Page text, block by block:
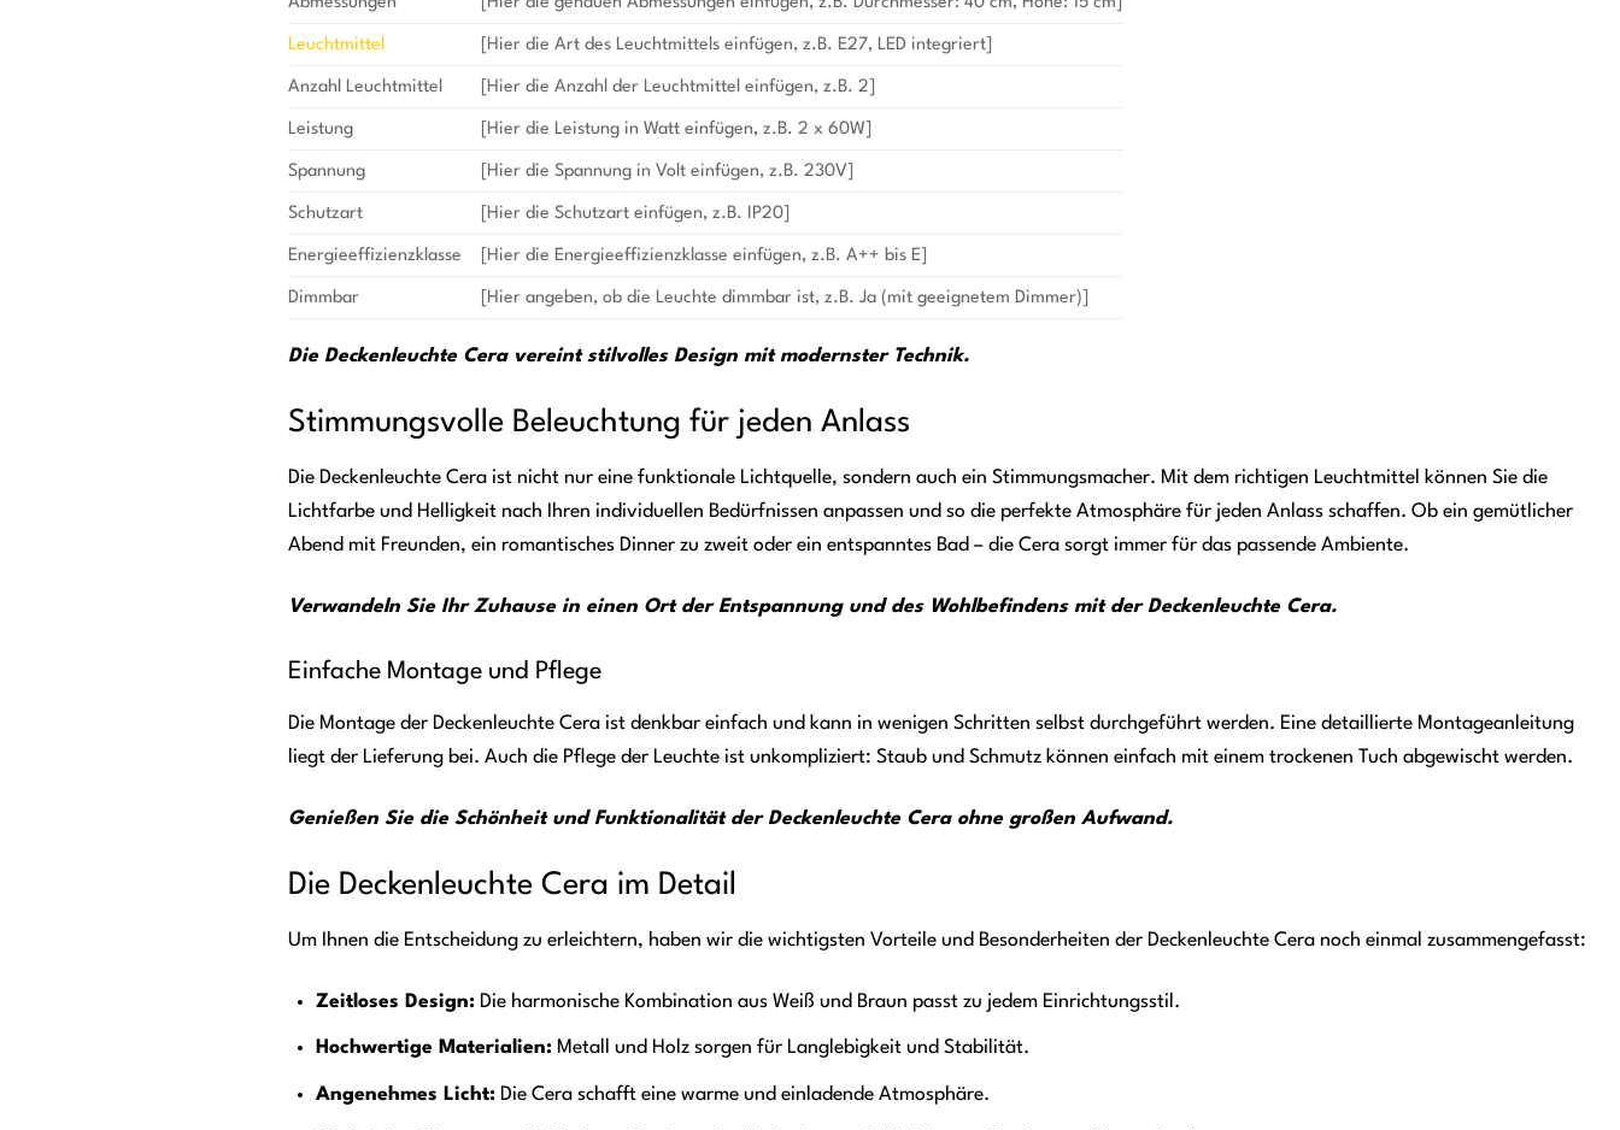
Leuchtmittel [Hier die Art des Leuchtmittels einfügen, z.B. E27, LED integriert]
Anzahl Leuchtmittel [Hier die Anzahl der Leuchtmittel einfügen, z.B. 2]
Leistung [Hier die Leistung in Watt einfügen, z.B. 2 x 60W]
Spannung [Hier die Spannung in Volt einfügen, z.B. 230V]
Schutzart [Hier die Schutzart einfügen, z.B. IP20]
Energieeffizienzklasse [Hier die Energieeffizienzklasse einfügen, z.B. A++ bis E]
Dimmbar [Hier angeben, ob die Leuchte dimmbar ist, z.B. Ja (mit geeignetem Dimmer)]
Die Deckenleuchte Cera vereint stilvolles Design mit modernster Technik.
Stimmungsvolle Beleuchtung für jeden Anlass
Die Deckenleuchte Cera ist nicht nur eine funktionale Lichtquelle, sondern auch ein Stimmungsmacher. Mit dem richtigen Leuchtmittel können Sie die
Lichtfarbe und Helligkeit nach Ihren individuellen Bedürfnissen anpassen und so die perfekte Atmosphäre für jeden Anlass schaffen. Ob ein gemütlicher
Abend mit Freunden, ein romantisches Dinner zu zweit oder ein entspanntes Bad – die Cera sorgt immer für das passende Ambiente.
Verwandeln Sie Ihr Zuhause in einen Ort der Entspannung und des Wohlbefindens mit der Deckenleuchte Cera.
Einfache Montage und Pflege
Die Montage der Deckenleuchte Cera ist denkbar einfach und kann in wenigen Schritten selbst durchgeführt werden. Eine detaillierte Montageanleitung
liegt der Lieferung bei. Auch die Pflege der Leuchte ist unkompliziert: Staub und Schmutz können einfach mit einem trockenen Tuch abgewischt werden.
Genießen Sie die Schönheit und Funktionalität der Deckenleuchte Cera ohne großen Aufwand.
Die Deckenleuchte Cera im Detail
Um Ihnen die Entscheidung zu erleichtern, haben wir die wichtigsten Vorteile und Besonderheiten der Deckenleuchte Cera noch einmal zusammengefasst:
Zeitloses Design: Die harmonische Kombination aus Weiß und Braun passt zu jedem Einrichtungsstil.
Hochwertige Materialien: Metall und Holz sorgen für Langlebigkeit und Stabilität.
Angenehmes Licht: Die Cera schafft eine warme und einladende Atmosphäre.